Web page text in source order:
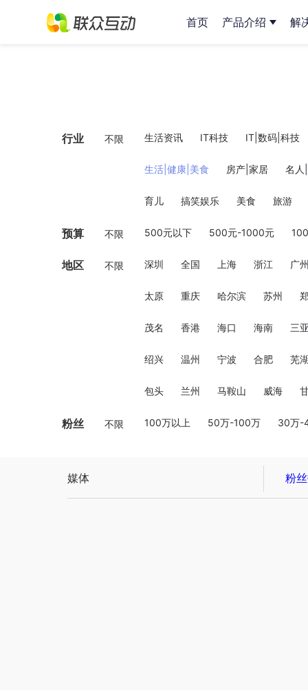
行业 不限 生活资讯 IT科技 IT|数码|科技
生活|健康|美食 房产|家居 名人
育儿 搞笑娱乐 美食 旅游
预算 不限 500元以下 500元-1000元
地区 不限 深圳 全国 上海 浙江 广
太原 重庆 哈尔滨 苏州
茂名 香港 海口 海南 三
绍兴 温州 宁波 合肥 芜
包头 兰州 马鞍山 威海
粉丝 不限 100万以上 50万-100万 30万-
媒体 粉
首页 产品介绍 解